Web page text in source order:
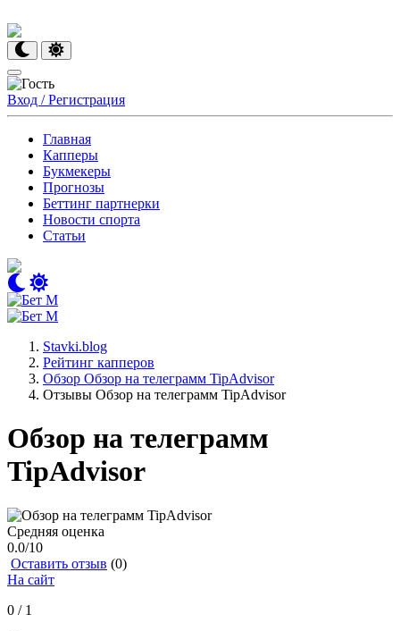
Вход / Регистрация
Главная
Капперы
Букмекеры
Прогнозы
Беттинг партнерки
Новости спорта
Статьи
Stavki.blog
Рейтинг капперов
Обзор Обзор на телеграмм TipAdvisor
Отзывы Обзор на телеграмм TipAdvisor
Обзор на телеграмм
TipAdvisor
Средняя оценка
0.0/10
Оставить отзыв (0)
На сайт
0 / 1